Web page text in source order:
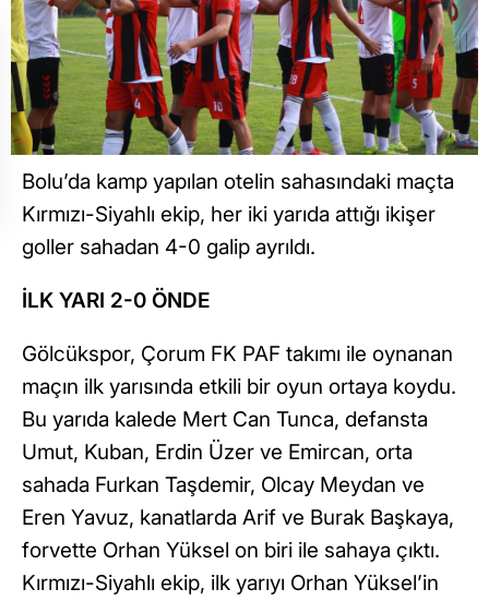
Bolu’da kamp yapılan otelin sahasındaki maçta
Kırmızı-Siyahlı ekip, her iki yarıda attığı ikişer
goller sahadan 4-0 galip ayrıldı.
İLK YARI 2-0 ÖNDE
Gölcükspor, Çorum FK PAF takımı ile oynanan
maçın ilk yarısında etkili bir oyun ortaya koydu.
Bu yarıda kalede Mert Can Tunca, defansta
Umut, Kuban, Erdin Üzer ve Emircan, orta
sahada Furkan Taşdemir, Olcay Meydan ve
Eren Yavuz, kanatlarda Arif ve Burak Başkaya,
forvette Orhan Yüksel on biri ile sahaya çıktı.
Kırmızı-Siyahlı ekip, ilk yarıyı Orhan Yüksel’in